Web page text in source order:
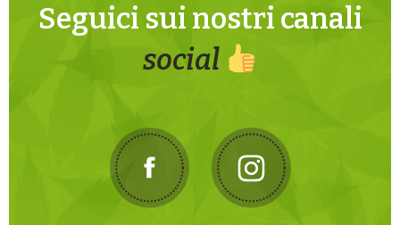
Seguici sui nostri canali
social